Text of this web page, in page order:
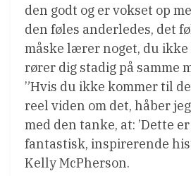
den godt og er vokset op
den føles anderledes, det
måske lærer noget, du ikke
rører dig stadig på samme
”Hvis du ikke kommer til
reel viden om det, håber
med den tanke, at: ’Dette
fantastisk, inspirerende
Kelly McPherson.